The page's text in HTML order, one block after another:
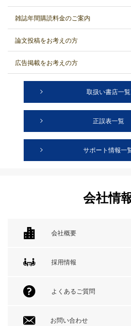
雑誌年間購読料金のご案内
論文投稿をお考えの方
広告掲載をお考えの方
取扱い書店一覧
正誤表一覧
サポート情報一
会社情
会社概要
採用情報
よくあるご質問
お問い合わせ